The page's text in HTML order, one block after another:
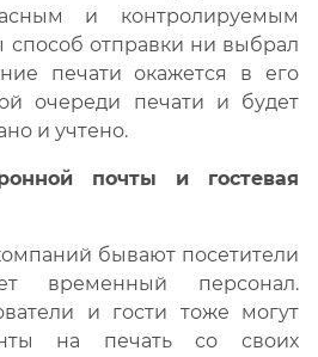
и контролируемым
способ отправки ни выбрал
печати окажется в его
очереди печати и будет
и учтено.
почты и гостевая
бывают посетители
временный персонал.
и гости тоже могут
на печать со своих